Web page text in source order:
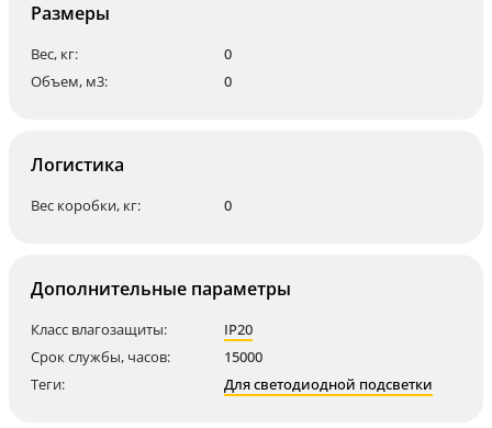
Размеры
Вес, кг:
0
Объем, м3:
0
Логистика
Вес коробки, кг: 0
Дополнительные параметры
Класс влагозащиты:
IP20
Срок службы, часов:
15000
Теги:
Для светодиодной подсветки